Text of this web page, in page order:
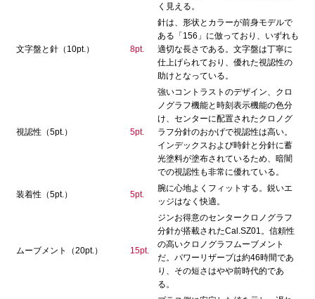
く見える。
文字盤と針（10pt.） 8pt.
針は、形状とカラーが前身モデルで
ある「156」に倣っており、いずれも
適切な長さである。文字盤は丁寧に
仕上げられており、優れた視認性の
助けとなっている。
視認性（5pt.） 5pt.
強いコントラストのデザイン、クロ
ノグラフ機能と時刻表示機能の色分
け、センターに配置されたクロノグ
ラフ分針のおかげで視認性は高い。
インデックスおよび時針と分針に蓄
光塗料が塗布されているため、暗闇
での視認性も非常に優れている。
装着性（5pt.） 5pt.
腕に心地よくフィットする。鋭いエ
ッジはなく快適。
ムーブメント（20pt.） 15pt.
ジンお得意のセンタークロノグラフ
分針が搭載されたCal.SZ01。信頼性
の高いクロノグラフムーブメント
だ。パワーリザーブは約46時間であ
り、その短さはやや前時代的であ
る。